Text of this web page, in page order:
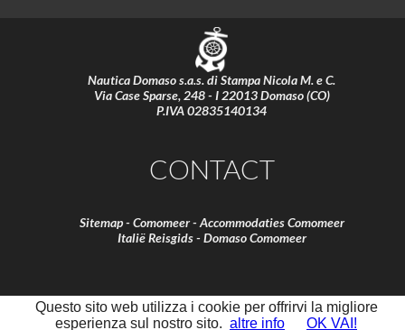
Nautica Domaso s.a.s. di Stampa Nicola M. e C.
Via Case Sparse, 248 - I 22013 Domaso (CO)
P.IVA 02835140134
CONTACT
Sitemap- Comomeer- Accommodaties Comomeer
Italië Reisgids- Domaso Comomeer
Questo sito web utilizza i cookie per offrirvi la migliore
esperienza sul nostro sito. altre info OK VAI!